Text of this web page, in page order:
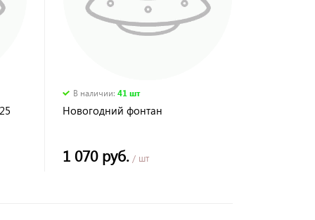
В наличии:41 шт
Новогодний фонтан
1 070 руб. / шт